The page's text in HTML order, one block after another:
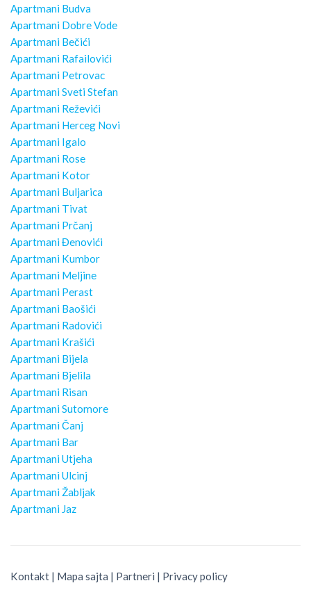
Apartmani Budva
Apartmani Dobre Vode
Apartmani Bečići
Apartmani Rafailovići
Apartmani Petrovac
Apartmani Sveti Stefan
Apartmani Reževići
Apartmani Herceg Novi
Apartmani Igalo
Apartmani Rose
Apartmani Kotor
Apartmani Buljarica
Apartmani Tivat
Apartmani Prčanj
Apartmani Đenovići
Apartmani Kumbor
Apartmani Meljine
Apartmani Perast
Apartmani Baošići
Apartmani Radovići
Apartmani Krašići
Apartmani Bijela
Apartmani Bjelila
Apartmani Risan
Apartmani Sutomore
Apartmani Čanj
Apartmani Bar
Apartmani Utjeha
Apartmani Ulcinj
Apartmani Žabljak
Apartmani Jaz
Kontakt | Mapa sajta | Partneri | Privacy policy